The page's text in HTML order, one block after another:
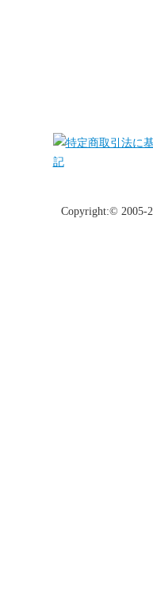
Copyright:© 2005-